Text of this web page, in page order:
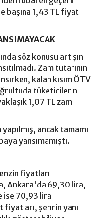
başına 1,43 TL fiyat
söz konusu artışın
Zam tutarının
kalan kısım ÖTV
tüketicilerin
1,07 TL zam
ancak tamamı
yansımamıştı.
fiyatları
Ankara'da 69,30 lira,
ise 70,93 lira
fiyatları, şehrin yanı